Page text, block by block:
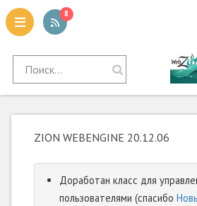
8
ZION WEBENGINE 20.12.06
Доработан класс для
пользователями (спасибо